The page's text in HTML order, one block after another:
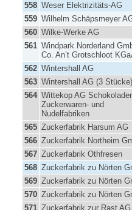
558 Weser Elektrizitäts-AG
559 Wilhelm Schäpsmeyer
560 Wilke-Werke AG
561 Windpark Norderland
Co. An’t Grotschloot
562 Wintershall AG
563 Wintershall AG (3 Stücke)
564 Wittekop AG
Zuckerwaren- und
Nudelfabriken
565 Zuckerfabrik Harsum AG
566 Zuckerfabrik Northeim
567 Zuckerfabrik Othfresen
568 Zuckerfabrik zu Nörten
569 Zuckerfabrik zu Nörten
570 Zuckerfabrik zu Nörten
571 Zuckerfabrik zur Rast AG